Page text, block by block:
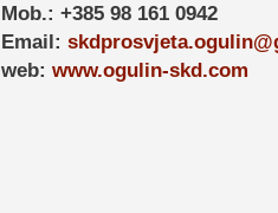
Mob.: +385 98 161 0942
Email:
web: www.ogulin-skd.com